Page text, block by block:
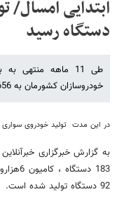
دستگاه رسید
طی 11 ماهه
خودروسازان کشورمان به 656 هزارو 990 دستگاه رسید.
در این مدت تولید خودروی سواری نیز به تعداد557 هزارو
92 دستگاه تولید شده است.